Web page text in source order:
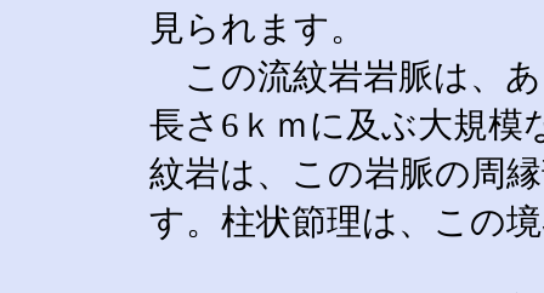
見られます。
この流紋岩岩脈は、
長さ6ｋｍに及ぶ大規模
紋岩は、この岩脈の周
す。柱状節理は、この